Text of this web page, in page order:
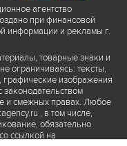
агентство
при финансовой
информации и рекламы г.
товарные знаки и
ограничиваясь: тексты,
изображения
законодательством
и смежных правах. Любое
, в том числе,
обязательно
ссылкой на